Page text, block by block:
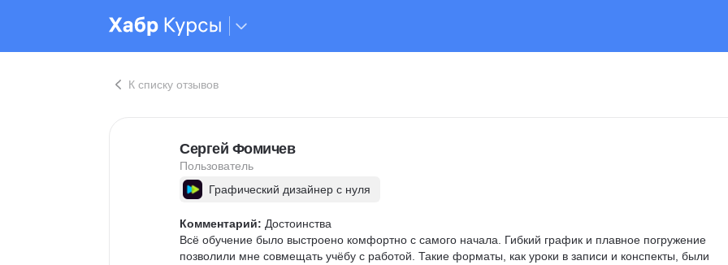
К списку отзывов
Сергей Фомичев
Пользователь
Графический дизайнер с нуля
Комментарий: Достоинства
Всё обучение было выстроено комфортно с самого начала. Гибкий график и плавное погружение
позволили мне совмещать учёбу с работой. Такие форматы, как уроки в записи и конспекты, были